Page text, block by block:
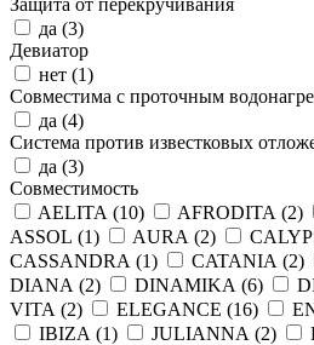
да (3)
Девиатор
нет (1)
Совместима с проточным
да (4)
Система против известковых
да (3)
Совместимость
AELITA (10) AFRODITA (2)
ASSOL (1) AURA (2)
CASSANDRA (1) CATANIA (2)
DIANA (2) DINAMIKA (6)
VITA (2) ELEGANCE (16)
IBIZA (1) JULIANNA (2)